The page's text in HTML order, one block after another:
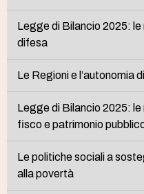
Legge di Bilancio 2025:
difesa
Le Regioni e l’autonomia
Legge di Bilancio 2025:
fisco e patrimonio
Le politiche sociali a
alla povertà